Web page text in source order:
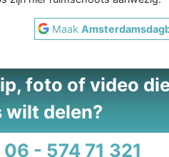
Maak
foto of video
wilt delen?
06 - 574 71 321